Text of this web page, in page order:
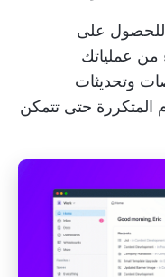
يمكنك أيضًا استخدام ClickUp AI للحصول على
عملياتك
وتحديثات
المتكررة حتى تتمكن